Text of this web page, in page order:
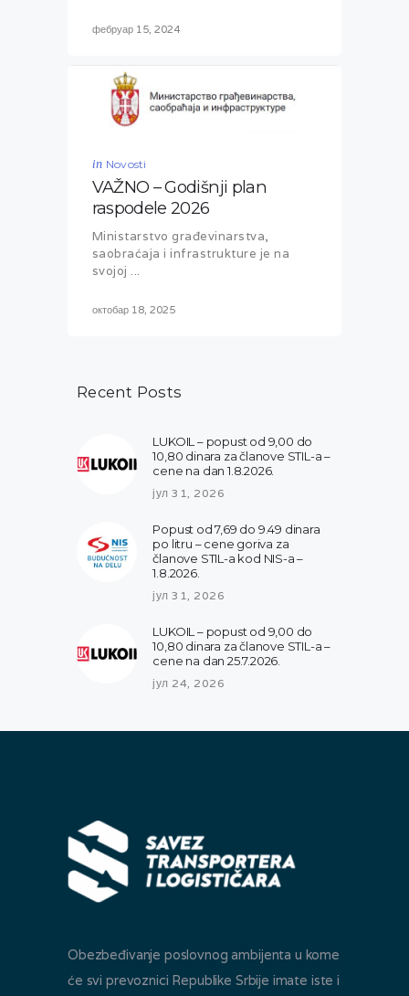
фебруар 15, 2024
in Novosti
VAŽNO – Godišnji plan
raspodele 2026
Ministarstvo građevinarstva,
saobraćaja i infrastrukture je na
svojoj ...
октобар 18, 2025
Recent Posts
LUKOIL – popust od 9,00 do
10,80 dinara za članove STIL-a –
cene na dan 1.8.2026.
јул 31, 2026
Popust od 7,69 do 9.49 dinara
po litru – cene goriva za
članove STIL-a kod NIS-a –
1.8.2026.
јул 31, 2026
LUKOIL – popust od 9,00 do
10,80 dinara za članove STIL-a –
cene na dan 25.7.2026.
јул 24, 2026
Obezbeđivanje poslovnog ambijenta u kome
će svi prevoznici Republike Srbije imate iste i